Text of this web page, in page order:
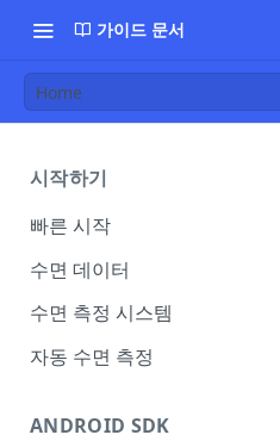
가이드 문서
Home
시작하기
빠른 시작
수면 데이터
플랜별 제공 데이터
수면 측정 시스템
수면 측정 환경 가이드
자동 수면 측정
ANDROID SDK